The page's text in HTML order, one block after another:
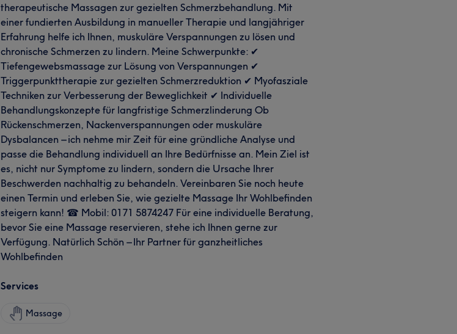
therapeutische Massagen zur gezielten Schmerzbehandlung. Mit
einer fundierten Ausbildung in manueller Therapie und langjähriger
Erfahrung helfe ich Ihnen, muskuläre Verspannungen zu lösen und
chronische Schmerzen zu lindern. Meine Schwerpunkte: ✔
Tiefengewebsmassage zur Lösung von Verspannungen ✔
Triggerpunkttherapie zur gezielten Schmerzreduktion ✔ Myofasziale
Techniken zur Verbesserung der Beweglichkeit ✔ Individuelle
Behandlungskonzepte für langfristige Schmerzlinderung Ob
Rückenschmerzen, Nackenverspannungen oder muskuläre
Dysbalancen – ich nehme mir Zeit für eine gründliche Analyse und
passe die Behandlung individuell an Ihre Bedürfnisse an. Mein Ziel ist
es, nicht nur Symptome zu lindern, sondern die Ursache Ihrer
Beschwerden nachhaltig zu behandeln. Vereinbaren Sie noch heute
einen Termin und erleben Sie, wie gezielte Massage Ihr Wohlbefinden
steigern kann! ☎ Mobil: 0171 5874247 Für eine individuelle Beratung,
bevor Sie eine Massage reservieren, stehe ich Ihnen gerne zur
Verfügung. Natürlich Schön – Ihr Partner für ganzheitliches
Wohlbefinden
Services
Massage